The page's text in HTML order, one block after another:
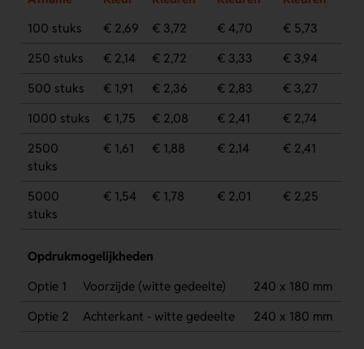
100 stuks
€ 2,69 € 3,72 € 4,70
€ 5,73
250 stuks
€ 2,14 € 2,72 € 3,33
€ 3,94
500 stuks
€ 1,91 € 2,36 € 2,83
€ 3,27
1000 stuks
€ 1,75 € 2,08 € 2,41
€ 2,74
2500
stuks
€ 1,61 € 1,88 € 2,14 € 2,41
5000
stuks
€ 1,54 € 1,78 € 2,01 € 2,25
Opdrukmogelijkheden
Optie 1
Voorzijde (witte gedeelte)
240 x 180 mm
Optie 2
Achterkant - witte gedeelte 240 x 180 mm